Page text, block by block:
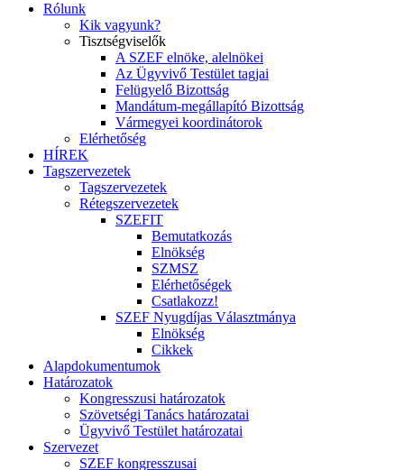
Rólunk
Kik vagyunk?
Tisztségviselők
A SZEF elnöke, alelnökei
Az Ügyvivő Testület tagjai
Felügyelő Bizottság
Mandátum-megállapító Bizottság
Vármegyei koordinátorok
Elérhetőség
HÍREK
Tagszervezetek
Tagszervezetek
Rétegszervezetek
SZEFIT
Bemutatkozás
Elnökség
SZMSZ
Elérhetőségek
Csatlakozz!
SZEF Nyugdíjas Választmánya
Elnökség
Cikkek
Alapdokumentumok
Határozatok
Kongresszusi határozatok
Szövetségi Tanács határozatai
Ügyvivő Testület határozatai
Szervezet
SZEF kongresszusai